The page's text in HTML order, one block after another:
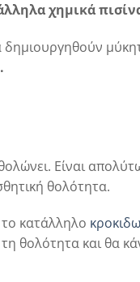
χημικά
Είναι
θολότητα.
το κατάλληλο
θολότητα και θα